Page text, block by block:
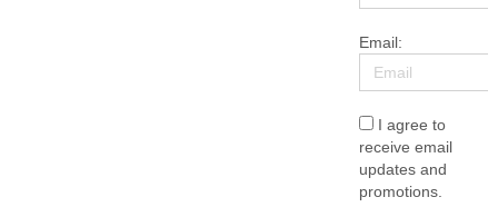
Email:
I agree to
receive email
updates and
promotions.